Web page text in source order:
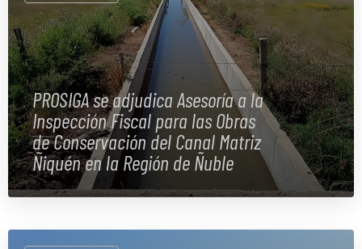
PROSIGA se adjudica Asesoría a la
Inspección Fiscal para las Obras
de Conservación del Canal Matriz
Ñiquén en la Región de Ñuble